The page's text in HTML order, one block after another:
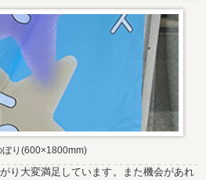
ぼり(600×1800mm)
り大変満足しています。また機会があれ